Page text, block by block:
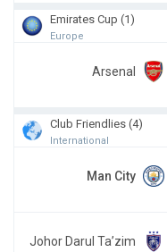
Emirates Cup (1)
Europe
Arsenal
Club Friendlies (4)
International
Man City
Johor Darul Ta’zim